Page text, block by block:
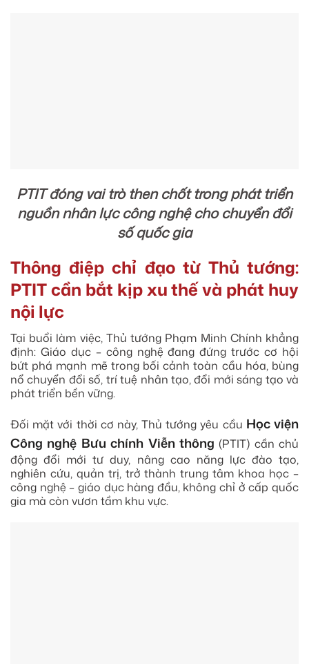
PTIT đóng vai trò then chốt trong phát triển
nguồn nhân lực công nghệ cho chuyển đổi
số quốc gia
Thông điệp chỉ đạo từ Thủ tướng:
PTIT cần bắt kịp xu thế và phát huy
nội lực
Tại buổi làm việc, Thủ tướng Phạm Minh Chính khẳng
định: Giáo dục – công nghệ đang đứng trước cơ hội
bứt phá mạnh mẽ trong bối cảnh toàn cầu hóa, bùng
nổ chuyển đổi số, trí tuệ nhân tạo, đổi mới sáng tạo và
phát triển bền vững.
Đối mặt với thời cơ này, Thủ tướng yêu cầu Học viện
Công nghệ Bưu chính Viễn thông (PTIT) cần chủ
động đổi mới tư duy, nâng cao năng lực đào tạo,
nghiên cứu, quản trị, trở thành trung tâm khoa học –
công nghệ – giáo dục hàng đầu, không chỉ ở cấp quốc
gia mà còn vươn tầm khu vực.